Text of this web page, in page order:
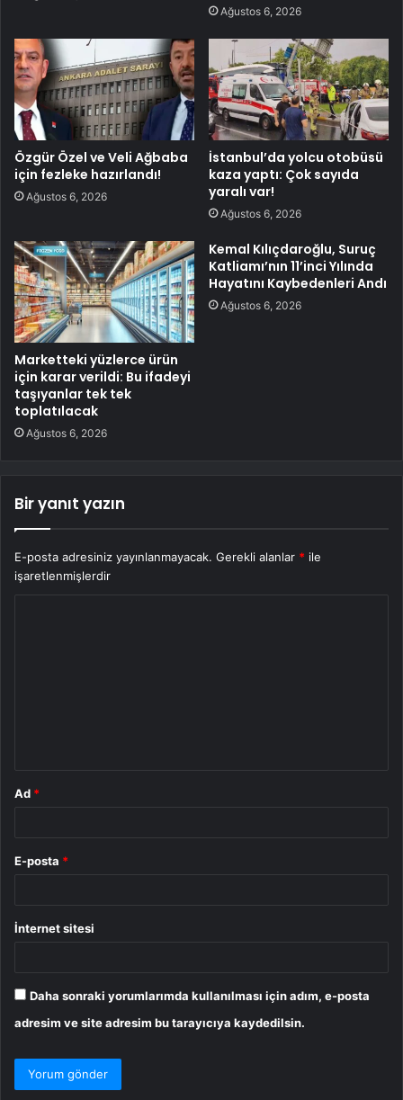
Ağustos 6, 2026
Özgür Özel ve Veli Ağbaba
için fezleke hazırlandı!
Ağustos 6, 2026
İstanbul’da yolcu otobüsü
kaza yaptı: Çok sayıda
yaralı var!
Ağustos 6, 2026
Marketteki yüzlerce ürün
için karar verildi: Bu ifadeyi
taşıyanlar tek tek
toplatılacak
Ağustos 6, 2026
Kemal Kılıçdaroğlu, Suruç
Katliamı’nın 11’inci Yılında
Hayatını Kaybedenleri Andı
Ağustos 6, 2026
Bir yanıt yazın
E-posta adresiniz yayınlanmayacak. Gerekli alanlar * ile
işaretlenmişlerdir
Ad *
E-posta *
İnternet sitesi
Daha sonraki yorumlarımda kullanılması için adım, e-posta
adresim ve site adresim bu tarayıcıya kaydedilsin.